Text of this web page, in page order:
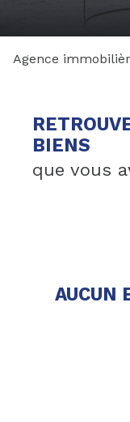
syndic
Agence
BIENS
que vous
AUCUN